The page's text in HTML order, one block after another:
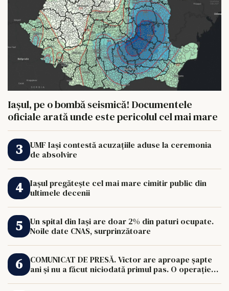
Iașul, pe o bombă seismică! Documentele
oficiale arată unde este pericolul cel mai mare
UMF Iași contestă acuzațiile aduse la ceremonia
de absolvire
Iașul pregătește cel mai mare cimitir public din
ultimele decenii
Un spital din Iași are doar 2% din paturi ocupate.
Noile date CNAS, surprinzătoare
COMUNICAT DE PRESĂ. Victor are aproape șapte
ani și nu a făcut niciodată primul pas. O operație